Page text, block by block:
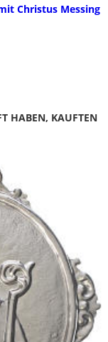
Christus Messing
HABEN, KAUFTEN